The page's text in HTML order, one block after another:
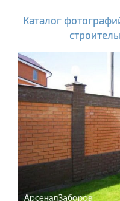
Каталог